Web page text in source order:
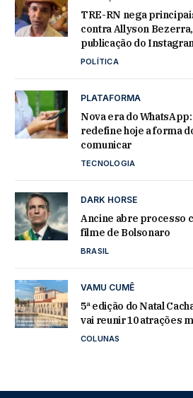
TRE-RN nega
contra Allyson
publicação do
POLÍTICA
PLATAFORMA
Nova era do
redefine hoje a forma
comunicar
TECNOLOGIA
DARK HORSE
Ancine abre processo
filme de Bolsonaro
BRASIL
VAMU CUMÊ
5ª edição do Natal
vai reunir 10 atrações
COLUNAS